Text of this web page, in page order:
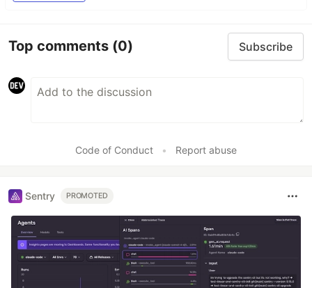
Top comments (0) Subscribe
Code of Conduct • Report abuse
Sentry PROMOTED